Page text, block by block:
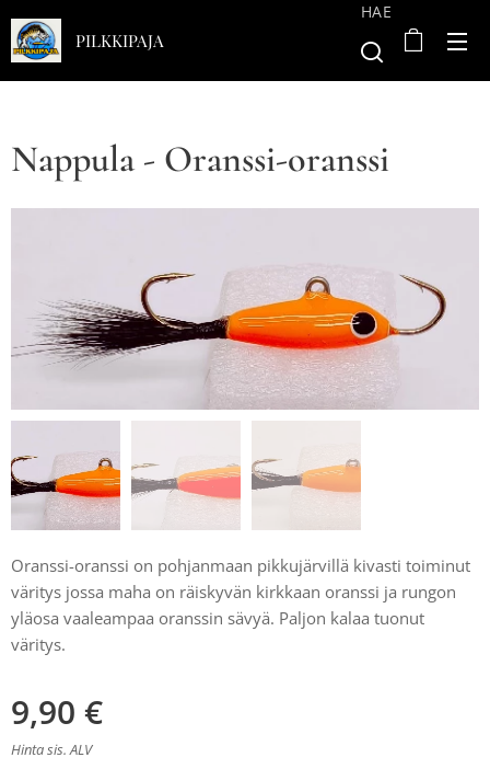
PILKKIPAJA
HAE
Nappula - Oranssi-oranssi
Oranssi-oranssi on pohjanmaan pikkujärvillä kivasti toiminut
väritys jossa maha on räiskyvän kirkkaan oranssi ja rungon
yläosa vaaleampaa oranssin sävyä. Paljon kalaa tuonut
väritys.
9,90 €
Hinta sis. ALV